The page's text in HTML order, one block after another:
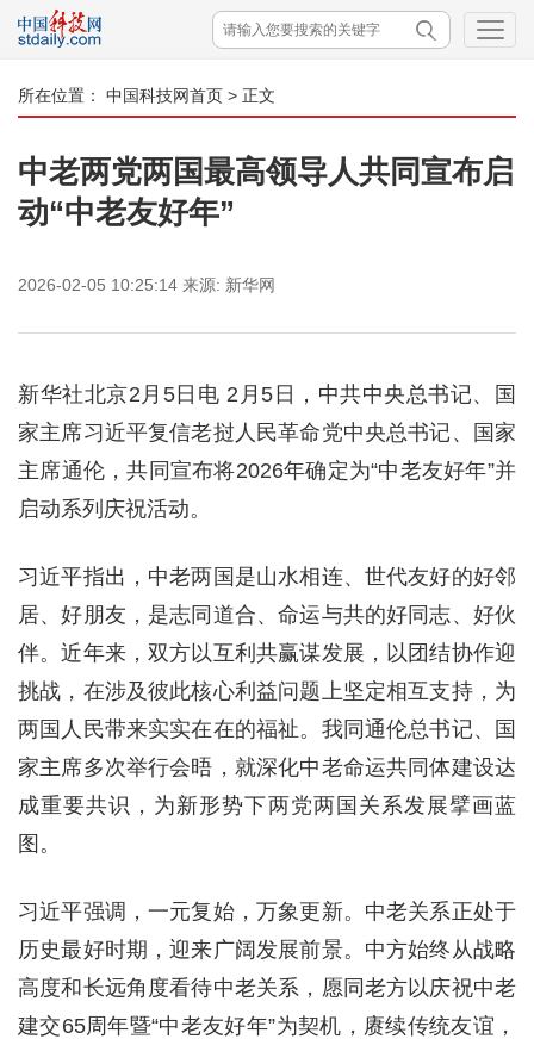
所在位置： 中国科技网首页 > 正文
中老两党两国最高领导人共同宣布启
动“中老友好年”
2026-02-05 10:25:14 来源: 新华网
新华社北京2月5日电 2月5日，中共中央总书记、国
家主席习近平复信老挝人民革命党中央总书记、国家
主席通伦，共同宣布将2026年确定为“中老友好年”并
启动系列庆祝活动。
习近平指出，中老两国是山水相连、世代友好的好邻
居、好朋友，是志同道合、命运与共的好同志、好伙
伴。近年来，双方以互利共赢谋发展，以团结协作迎
挑战，在涉及彼此核心利益问题上坚定相互支持，为
两国人民带来实实在在的福祉。我同通伦总书记、国
家主席多次举行会晤，就深化中老命运共同体建设达
成重要共识，为新形势下两党两国关系发展擘画蓝
图。
习近平强调，一元复始，万象更新。中老关系正处于
历史最好时期，迎来广阔发展前景。中方始终从战略
高度和长远角度看待中老关系，愿同老方以庆祝中老
建交65周年暨“中老友好年”为契机，赓续传统友谊，